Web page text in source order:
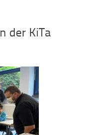
der KiTa